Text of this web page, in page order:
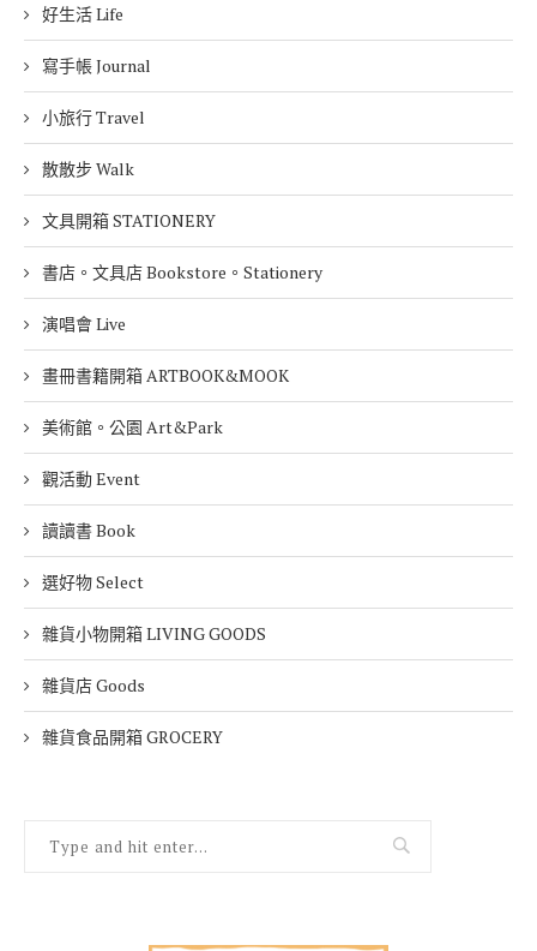
好生活 Life
寫手帳 Journal
小旅行 Travel
散散步 Walk
文具開箱 STATIONERY
書店。文具店 Bookstore。Stationery
演唱會 Live
畫冊書籍開箱 ARTBOOK&MOOK
美術館。公園 Art&Park
觀活動 Event
讀讀書 Book
選好物 Select
雜貨小物開箱 LIVING GOODS
雜貨店 Goods
雜貨食品開箱 GROCERY